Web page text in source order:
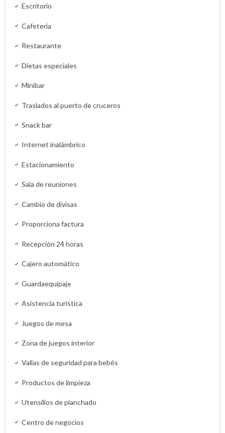
Escritorio
Cafetería
Restaurante
Dietas especiales
Minibar
Traslados al puerto de cruceros
Snack bar
Internet inalámbrico
Estacionamiento
Sala de reuniones
Cambio de divisas
Proporciona factura
Recepción 24 horas
Cajero automático
Guardaequipaje
Asistencia turística
Juegos de mesa
Zona de juegos interior
Vallas de seguridad para bebés
Productos de limpieza
Utensilios de planchado
Centro de negocios